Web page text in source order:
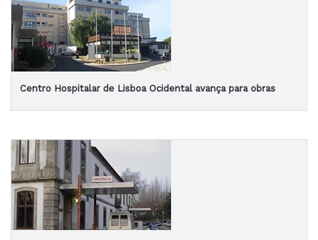
Centro Hospitalar de Lisboa Ocidental avança para obras